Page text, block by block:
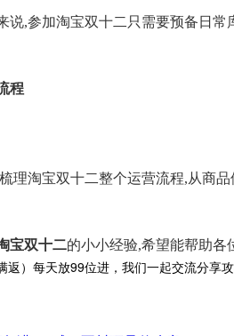
说,参加淘宝双十二只需要预备日
程
理淘宝双十二整个运营流程,从商
宝双十二的小小经验,希望能帮助各
）每天放99位进，我们一起交流分享攻